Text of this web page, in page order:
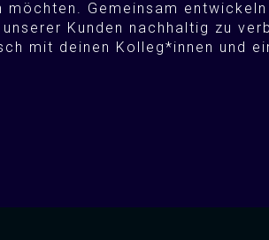
möchten. Gemeinsam
Kunden nachhaltig zu
mit deinen Kolleg*innen und